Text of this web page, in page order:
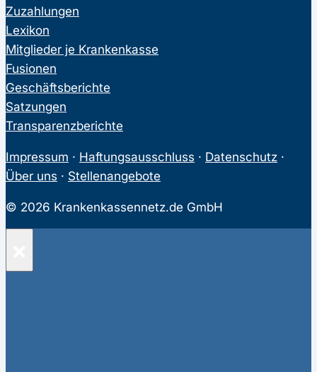
Zuzahlungen
Lexikon
Mitglieder je Krankenkasse
Fusionen
Geschäftsberichte
Satzungen
Transparenzberichte
Impressum · Haftungsausschluss · Datenschutz ·
Über uns · Stellenangebote
© 2026 Krankenkassennetz.de GmbH